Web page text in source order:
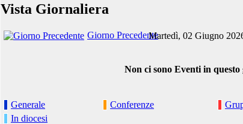
Vista Giornaliera
Giorno PrecedenteMartedì, 02 Giugno
Non ci sono Eventi in questo
Generale Conferenze
In diocesi